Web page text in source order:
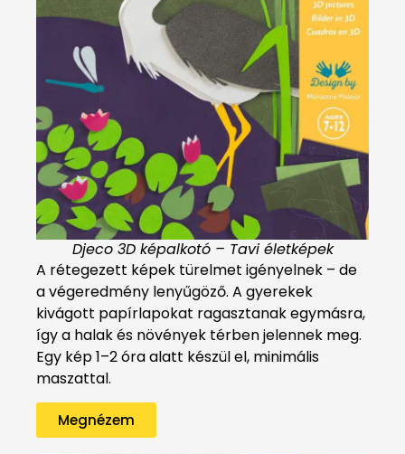
Djeco 3D képalkotó – Tavi életképek
A rétegezett képek türelmet igényelnek – de
a végeredmény lenyűgöző. A gyerekek
kivágott papírlapokat ragasztanak egymásra,
így a halak és növények térben jelennek meg.
Egy kép 1–2 óra alatt készül el, minimális
maszattal.
Megnézem